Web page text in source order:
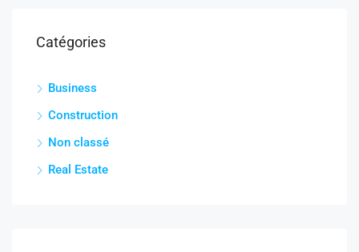
Catégories
Business
Construction
Non classé
Real Estate